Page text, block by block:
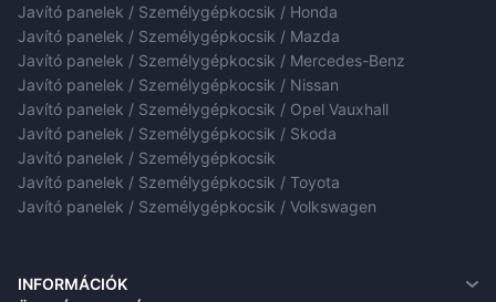
Javító panelek / Személygépkocsik / Honda
Javító panelek / Személygépkocsik / Mazda
Javító panelek / Személygépkocsik / Mercedes-Benz
Javító panelek / Személygépkocsik / Nissan
Javító panelek / Személygépkocsik / Opel Vauxhall
Javító panelek / Személygépkocsik / Skoda
Javító panelek / Személygépkocsik
Javító panelek / Személygépkocsik / Toyota
Javító panelek / Személygépkocsik / Volkswagen
INFORMÁCIÓK